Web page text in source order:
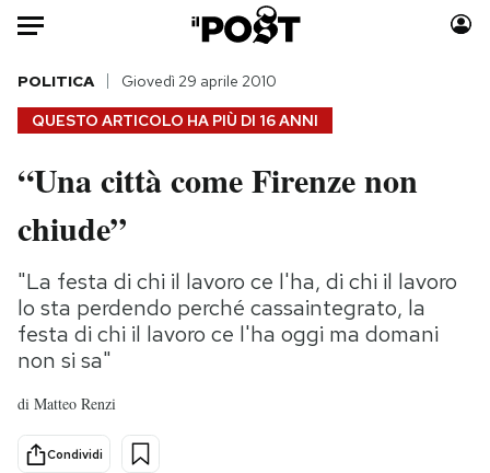
Auto
HOME
Italia
Politica
Tecnologia
Internet
Scienza
Cultura
Economia
Sport
Moda
Storie/Idee
Ok Boomer!
Media
QUESTO ARTICOLO HA PIÙ DI 16 ANNI
POLITICA Giovedì 29 aprile 2010
“Una città come Firenze non
chiude”
"La festa di chi il lavoro ce l'ha, di chi il lavoro
lo sta perdendo perché cassaintegrato, la
festa di chi il lavoro ce l'ha oggi ma domani
non si sa"
di Matteo Renzi
Condividi